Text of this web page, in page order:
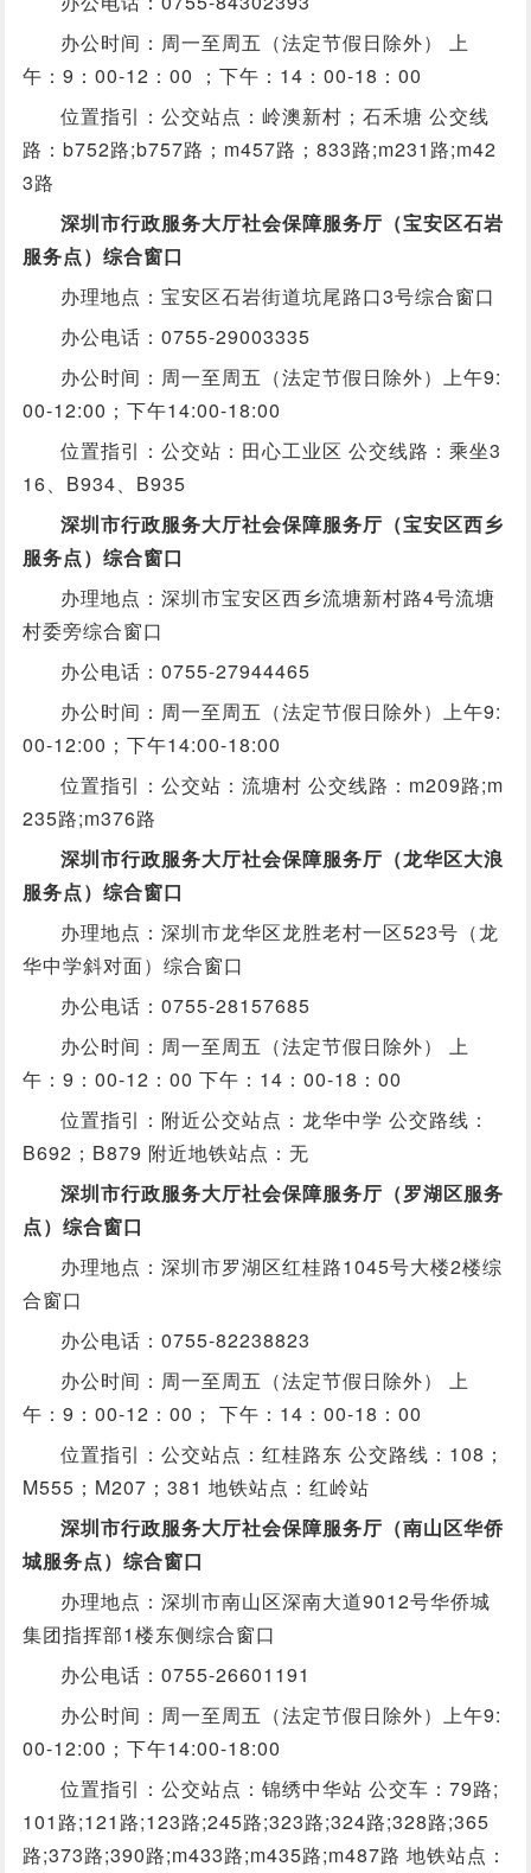
办公时间：周一至周五（法定节假日除外） 上
午：9：00-12：00 ；下午：14：00-18：00
位置指引：公交站点：岭澳新村；石禾塘 公交线
路：b752路;b757路；m457路；833路;m231路;m42
3路
深圳市行政服务大厅社会保障服务厅（宝安区石岩
服务点）综合窗口
办理地点：宝安区石岩街道坑尾路口3号综合窗口
办公电话：0755-29003335
办公时间：周一至周五（法定节假日除外）上午9:
00-12:00；下午14:00-18:00
位置指引：公交站：田心工业区 公交线路：乘坐3
16、B934、B935
深圳市行政服务大厅社会保障服务厅（宝安区西乡
服务点）综合窗口
办理地点：深圳市宝安区西乡流塘新村路4号流塘
村委旁综合窗口
办公电话：0755-27944465
办公时间：周一至周五（法定节假日除外）上午9:
00-12:00；下午14:00-18:00
位置指引：公交站：流塘村 公交线路：m209路;m
235路;m376路
深圳市行政服务大厅社会保障服务厅（龙华区大浪
服务点）综合窗口
办理地点：深圳市龙华区龙胜老村一区523号（龙
华中学斜对面）综合窗口
办公电话：0755-28157685
办公时间：周一至周五（法定节假日除外） 上
午：9：00-12：00 下午：14：00-18：00
位置指引：附近公交站点：龙华中学 公交路线：
B692；B879 附近地铁站点：无
深圳市行政服务大厅社会保障服务厅（罗湖区服务
点）综合窗口
办理地点：深圳市罗湖区红桂路1045号大楼2楼综
合窗口
办公电话：0755-82238823
办公时间：周一至周五（法定节假日除外） 上
午：9：00-12：00； 下午：14：00-18：00
位置指引：公交站点：红桂路东 公交路线：108；
M555；M207；381 地铁站点：红岭站
深圳市行政服务大厅社会保障服务厅（南山区华侨
城服务点）综合窗口
办理地点：深圳市南山区深南大道9012号华侨城
集团指挥部1楼东侧综合窗口
办公电话：0755-26601191
办公时间：周一至周五（法定节假日除外）上午9:
00-12:00；下午14:00-18:00
位置指引：公交站点：锦绣中华站 公交车：79路;
101路;121路;123路;245路;323路;324路;328路;365
路;373路;390路;m433路;m435路;m487路 地铁站点：